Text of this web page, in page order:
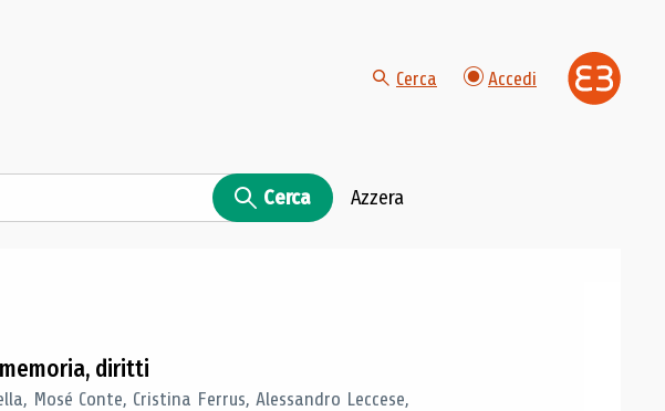
Cerca Accedi
Cerca Azzera
diritti
Mosé Conte, Cristina Ferrus, Alessandro Leccese,